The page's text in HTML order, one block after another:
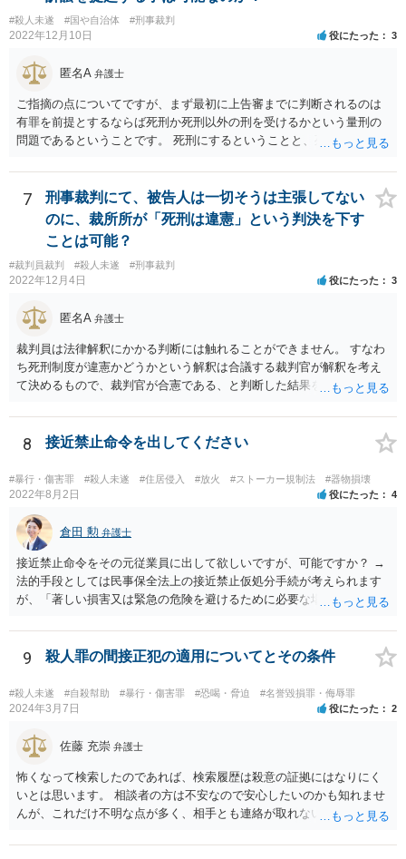
#殺人未遂 #国や自治体 #刑事裁判
2022年12月10日 役にたった 3
匿名A 弁護士
ご指摘の点についてですが、まず最初に上告審までに判断されるのは
有罪を前提とするならば死刑か死刑以外の刑を受けるかという量刑の
問題であるということです。 死刑にするということと、死刑の方法に
いう前提としても、仮に絞首刑が残虐な方法であって憲法に違反する
ならば絞首刑によっては死刑にすることができません。 例えば薬を飲
ませることによって死に至らしめる方法は残虐ではない、となるかも
しれませんので、この方法なら死刑を行えるということになります。
そのため、死刑にすべきではないということと、死刑の方法を絞首刑
にすべきではない、という話は少し段階が違う話となると思います。
7
刑事裁判にて、被告人は一切そうは主張してない
のに、裁所所が「死刑は違憲」という判決を下す
ことは可能？
#裁判員裁判 #殺人未遂 #刑事裁判
2022年12月4日 役にたった 3
匿名A 弁護士
裁判員は法律解釈にかかる判断には触れることができません。 すなわ
ち死刑制度が違憲かどうかという解釈は合議する裁判官が解釈を考え
て決めるもので、裁判官が合憲である、と判断した結果を前提として
とはできないものと考えられます。 裁判員の参加する刑事裁判に関す
る法律6条2項 前項に規定する場合において、次に掲げる裁判所の判断
8 接近禁止命令を出してください
#暴行・傷害罪 #殺人未遂 #住居侵入 #放火 #ストーカー規制法 #器物損壊
2022年8月2日 役にたった 4
倉田 勲 弁護士
接近禁止命令をその元従業員に出して欲しいですが、可能ですか？ →
法的手段としては民事保全法上の接近禁止仮処分手続が考えられます
が、「著しい損害又は緊急の危険を避けるために必要な場合」（保全
のハードルは一般的に高いので、過去に支店に来て営業妨害を現にし
たことがあるなどの会社に著しい損害や緊急の危険が生じることを裏
付ける事情がなければ保全の必要性が認められる可能性は低いと思わ
れます。この場では一般的な回答しかできませんので、法務担当の方
とよくご相談ください。
9 殺人罪の間接正犯の適用についてとその条件
#殺人未遂 #自殺幇助 #暴行・傷害罪 #恐喝・脅迫 #名誉毀損罪・侮辱罪
2024年3月7日 役にたった 2
佐藤 充崇 弁護士
怖くなって検索したのであれば、検索履歴は殺意の証拠にはなりにく
いとは思います。 相談者の方は不安なので安心したいのかも知れませ
んが、これだけ不明な点が多く、相手とも連絡が取れないとなると、
しますが・・・ それでもどうしても気になるようなら、弁護士に予約